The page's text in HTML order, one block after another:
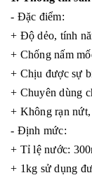
- Đặc điểm:
+ Độ dẻo, tính
+ Chống nấm
+ Chịu được sự
+ Chuyên dùng
+ Không rạn
- Định mức:
+ Tỉ lệ nước:
+ 1kg sử dụng